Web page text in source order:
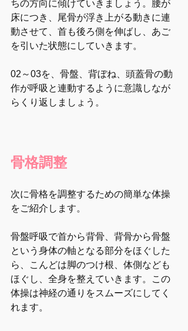
ちの方向に傾けていきましょう。腰が
床につき、尾骨が浮き上がる動きに連
動させて、首も後ろ側を伸ばし、あご
を引いた状態にしていきます。
02～03を、骨盤、背ぼね、頭蓋骨の動
作が呼吸と連動するように意識しなが
らくり返しましょう。
骨格調整
次に骨格を調整するための簡単な体操
をご紹介します。
骨盤呼吸で首から背骨、背骨から骨盤
という身体の軸となる部分をほぐした
ら、こんどは脚のつけ根、体側なども
ほぐし、全身を整えていきます。この
体操は神経の通りをスムーズにしてく
れます。